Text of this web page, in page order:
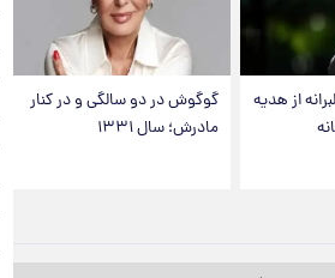
از هدیه
گوگوش در دو سالگی و در کنار
مادرش؛ سال ۱۳۳۱